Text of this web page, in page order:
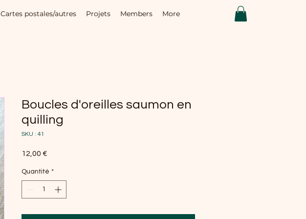
Cartes postales/autres Projets Members More
Boucles d'oreilles saumon en
quilling
SKU : 41
12,00 €
Quantité *